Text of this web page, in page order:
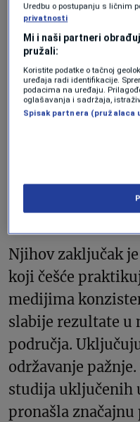
godine,
Proceedings of
Sciences,
Stanford
dokaza o
kognitivnim
Njihov zaključak
koji češće
medijima
slabije rezultate
područja.
održavanje
studija uključenih
pronašla
Uredbu o postupanju s ličnim
privatnosti
Mi i naši partneri
pružali:
Koristite podatke o tačnoj
uređaja radi identifikacije.
podacima na uređaju.
oglašavanja i sadržaja,
Spisak partnera (pružalaca